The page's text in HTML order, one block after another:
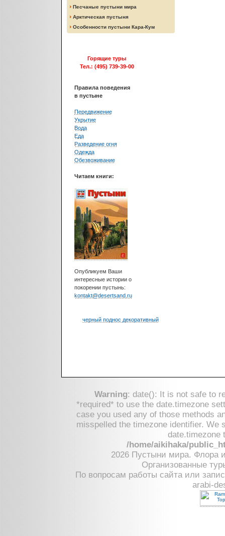
Песчаные пустыни мира
Арктическая пустыня
Особенности пустыни Кара-Кум
Горящие туры
Тел.: (495) 739-39-00
Правила поведения
в пустыне
Передвижение
Укрытие
Вода
Еда
Разведение огня
Одежда
Обезвоживание
Читаем книги:
Опубликуем Ваши
интересные истории о
покорении пустынь:
kontakt@desertsand.ru
черный поднос декоративный
Warning: date(): It is not safe to
*required* to use the date.timezone
case you used any of those methods
misspelled the timezone identifier. We
date.timezone
/home/aikihaka/
2026 Пустыни мира. Флора
Организованные
По вопросам работы сайта или
arabi-